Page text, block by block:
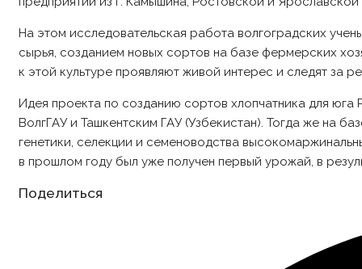
На этом исследовательская работа волгоградских
сырья, созданием новых сортов на базе фермерских
к этой культуре проявляют живой интерес и следят за
Идея проекта по созданию сортов хлопчатника для
ВолгГАУ и Ташкентским ГАУ (Узбекистан). Тогда же на
генетики, селекции и семеноводства
в прошлом году был уже получен первый урожай, в
Поделиться